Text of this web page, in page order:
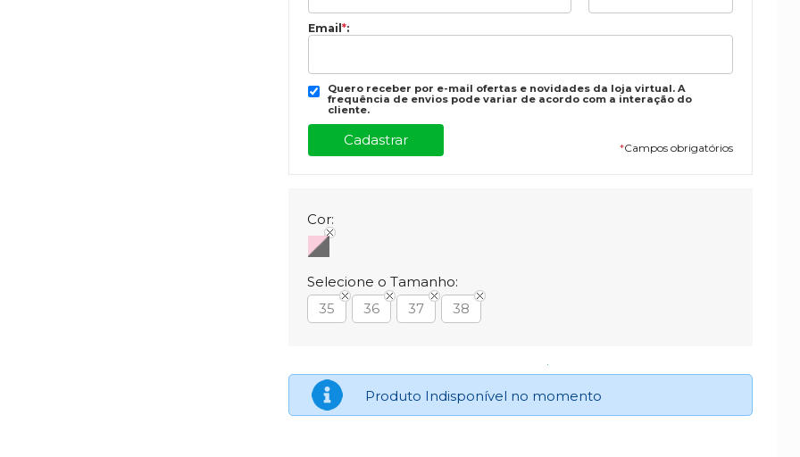
Email *:
Quero receber por e-mail ofertas e novidades da loja virtual. A
frequência de envios pode variar de acordo com a interação do
cliente.
*Campos obrigatórios
Cor:
Selecione o Tamanho:
35
36 37 38
Produto Indisponível no momento